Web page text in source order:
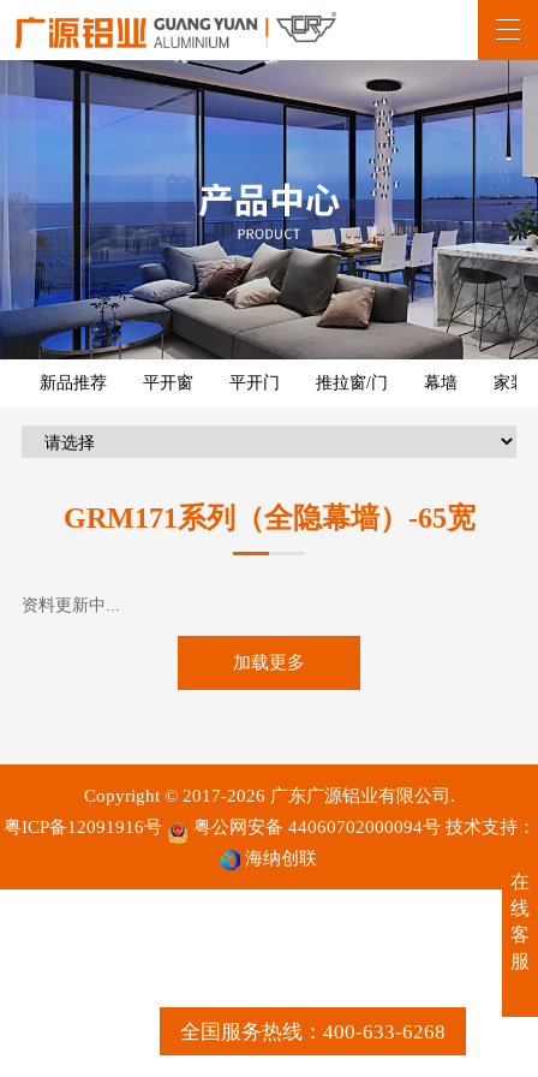
全国服务热线：400-633-6268
新品推荐 平开窗 平开门 推拉窗/门 幕墙 家装
GRM171系列（全隐幕墙）-65宽
资料更新中...
加载更多
Copyright © 2017-2026 广东广源铝业有限公司.
粤ICP备12091916号
粤公网安备 44060702000094号 技术支持：
海纳创联
在
线
客
服